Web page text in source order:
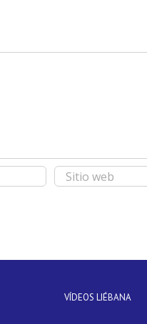
VÍDEOS LIÉBANA